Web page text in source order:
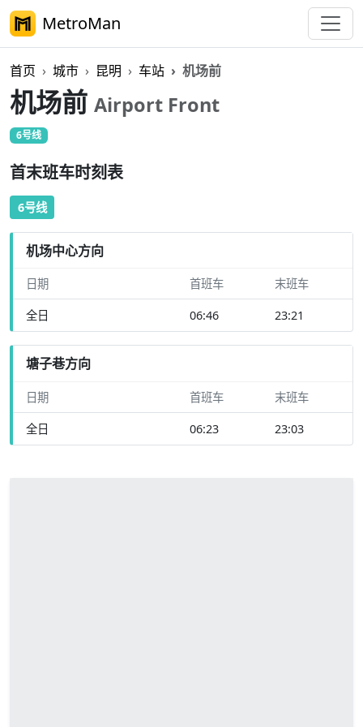
MetroMan
首页 城市 昆明 车站 机场前
机场前 Airport Front
6号线
首末班车时刻表
6号线
机场中心方向
日期 首班车 末班车
全日 06:46 23:21
塘子巷方向
日期 首班车 末班车
全日 06:23 23:03